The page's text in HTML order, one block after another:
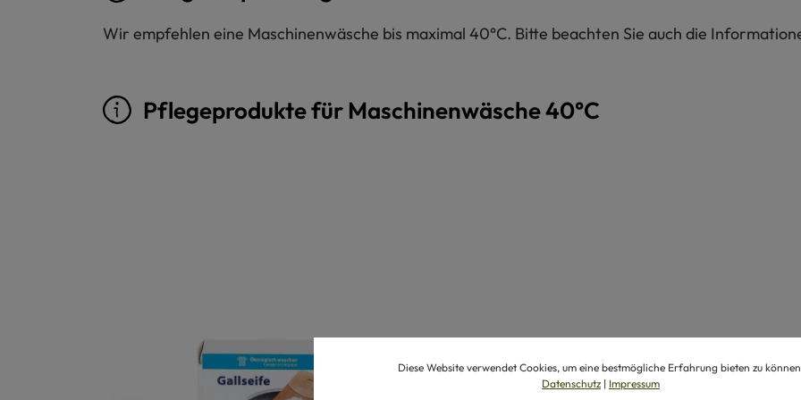
Wir empfehlen eine Maschinenwäsche bis maximal 40°C. Bitte beachten Sie auch die
Pflegeprodukte für Maschinenwäsche 40°C
Diese Website verwendet Cookies, um eine bestmögliche Erfahrung bieten zu
Datenschutz | Impressum